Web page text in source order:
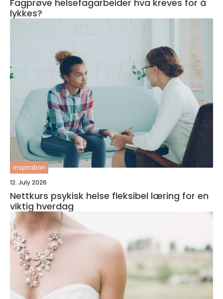
Fagprøve helsefagarbeider hva kreves for å
lykkes?
inspiration
12. July 2026
Nettkurs psykisk helse fleksibel læring for en
viktig hverdag